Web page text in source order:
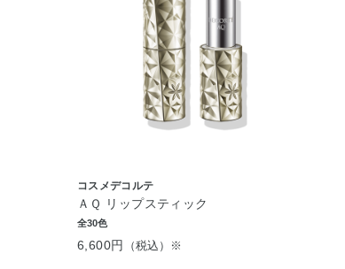
コスメデコルテ
ＡＱ リップスティック
全30色
6,600円 （税込）※